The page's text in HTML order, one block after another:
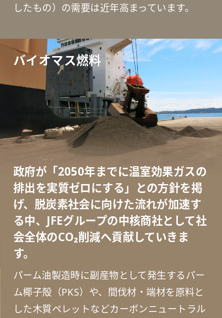
したもの）の需要は近年高まっています。
バイオマス燃料
政府が「2050年までに温室効果ガスの
排出を実質ゼロにする」との方針を掲
げ、 脱炭素社会に向けた流れが加速す
る中、 JFEグループの中核商社として社
会全体のCO₂削減へ貢献していきま
す。
パーム油製造時に副産物として発生するパー
ム椰子殻（PKS）や、間伐材・端材を原料と
した木質ペレットなどカーボンニュートラル